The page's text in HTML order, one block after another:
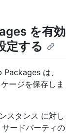
を有効
定する
は、
ージを保存しま
スタンス に対し
ードパーティの